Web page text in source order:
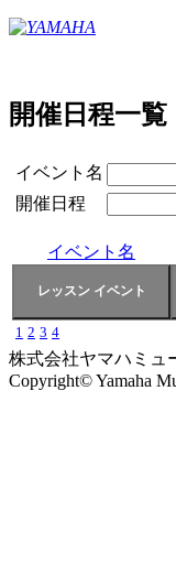
開催日程一覧
イベント名
開催日程
イベント名
1 2 3 4
株式会社ヤマハミュ
Copyright© Yamaha